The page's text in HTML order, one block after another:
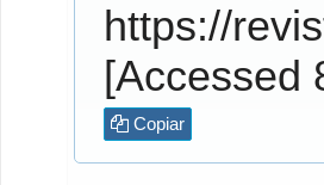
https://
Copiar